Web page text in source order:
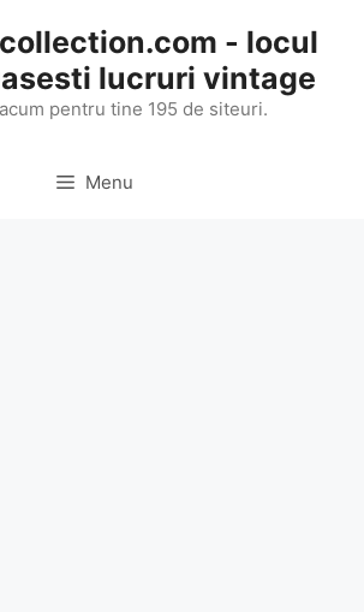
- locul
lucruri vintage
pentru tine 195 de siteuri.
Menu